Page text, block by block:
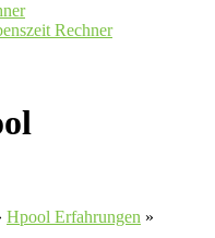
Rechner
Hpool Erfahrungen »